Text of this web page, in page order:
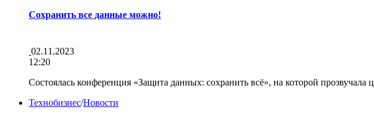
Сохранить все данные можно!
02.11.2023
12:20
Состоялась конференция «Защита данных: сохранить всё», на которой
Технобизнес/Новости